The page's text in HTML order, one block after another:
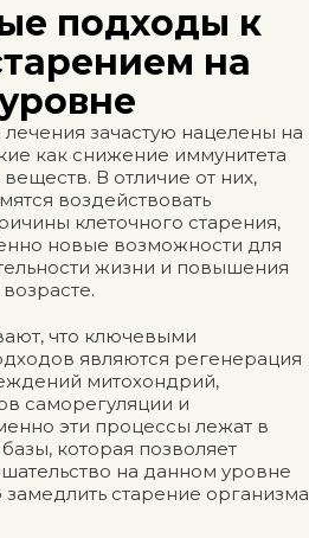
подходы к
на
зачастую нацелены на
как снижение иммунитета
В отличие от них,
воздействовать
клеточного старения,
новые возможности для
жизни и повышения
что ключевыми
являются регенерация
митохондрий,
саморегуляции и
эти процессы лежат в
которая позволяет
на данном уровне
старение организма